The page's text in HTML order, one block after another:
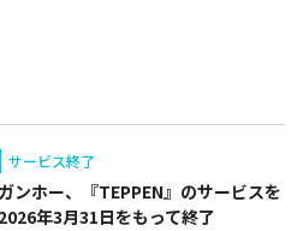
サービス終了
ガンホー、『TEPPEN』のサービスを
2026年3月31日をもって終了